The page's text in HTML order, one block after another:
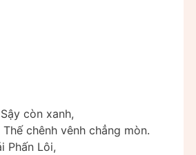
còn xanh,
chênh vênh chẳng mòn.
Phấn Lôi,